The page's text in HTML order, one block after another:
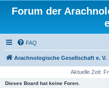
Forum der
FAQ
Arachnologische Gesellschaft e. V.
Aktuelle Zeit:
Dieses Board hat keine Foren.